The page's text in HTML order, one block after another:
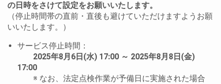
の日時をさけて設定をお願いいたします。
（停止時間帯の直前・直後も避けていただけますようお願
いいたします。）
サービス停止時間：
2025年8月6日(水) 17:00 ～ 2025年8月8日(金)
17:00
※ なお、法定点検作業が予備日に実施された場合